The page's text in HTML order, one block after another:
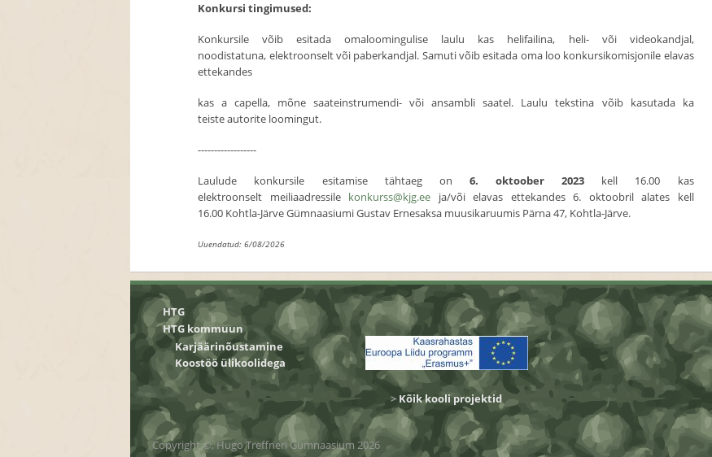
Konkursi tingimused:
Konkursile võib esitada omaloomingulise laulu kas helifailina, heli- või videokandjal,
noodistatuna, elektroonselt või paberkandjal. Samuti võib esitada oma loo konkursikomisjonile elavas
ettekandes
kas a capella, mõne saateinstrumendi- või ansambli saatel. Laulu tekstina võib kasutada ka
teiste autorite loomingut.
------------------
Laulude konkursile esitamise tähtaeg on 6. oktoober 2023 kell 16.00 kas
elektroonselt meiliaadressile konkurss@kjg.ee ja/või elavas ettekandes 6. oktoobril alates kell
16.00 Kohtla-Järve Gümnaasiumi Gustav Ernesaksa muusikaruumis Pärna 47, Kohtla-Järve.
Uuendatud: 6/08/2026
HTG
HTG kommuun
Karjäärinõustamine
Koostöö ülikoolidega
> Kõik kooli projektid
Copyright ©, Hugo Treffneri Gümnaasium 2026